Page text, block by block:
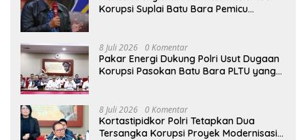
Korupsi Suplai Batu Bara Pemicu
8 Juli 2026 0 Komentar
Pakar Energi Dukung Polri Usut Dugaan
Korupsi Pasokan Batu Bara PLTU yang
8 Juli 2026 0 Komentar
Kortastipidkor Polri Tetapkan Dua
Tersangka Korupsi Proyek Modernisasi